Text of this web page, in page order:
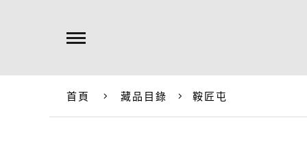
首頁 藏品目錄 鞍匠屯